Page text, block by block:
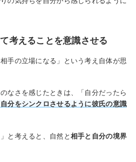
考えることを意識させる
手の立場になる」という考え自体が思
なさを感じたときは、「自分だったら
分をシンクロさせるように彼氏の意識
と考えると、自然と相手と自分の境界